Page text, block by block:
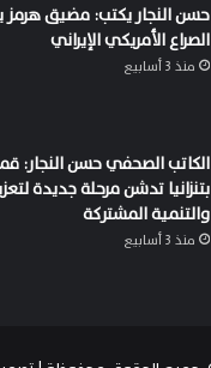
حسن النجار يكتب: مضيق هرمز
الصراع الأمريكي الإيراني
منذ 3 أسابيع
الكاتب الصحفي حسن النجار:
بتنزانيا تدشن مرحلة جديدة
والتنمية المشتركة
منذ 3 أسابيع